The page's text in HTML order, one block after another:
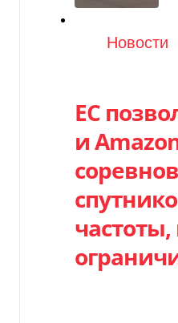
Категория
Новости
ЕС
и
частоты,